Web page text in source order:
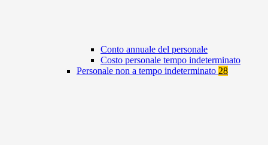
Conto annuale del personale
Costo personale tempo indeterminato
Personale non a tempo indeterminato 28